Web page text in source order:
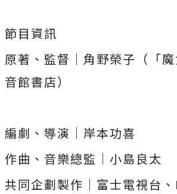
節目資訊
原著、監督｜角野榮子（「
音館書店）
編劇、導演｜岸本功喜
作曲、音樂總監｜小島良太
共同企劃製作｜富士電視台、